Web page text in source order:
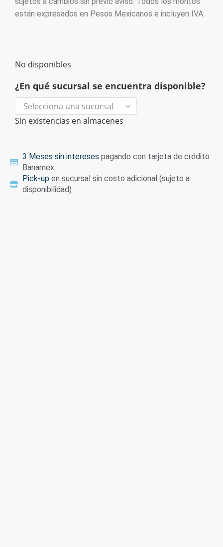
están expresados en Pesos Mexicanos e incluyen IVA.
No disponibles
¿En qué sucursal se encuentra disponible?
Sin existencias en almacenes
3 Meses sin intereses pagando con tarjeta de crédito
Banamex
Pick-up en sucursal sin costo adicional (sujeto a
disponibilidad)